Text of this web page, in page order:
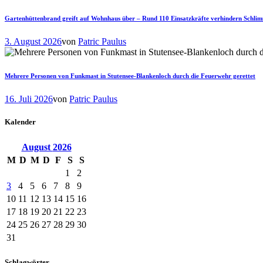
Gartenhüttenbrand greift auf Wohnhaus über – Rund 110 Einsatzkräfte verhindern
3. August 2026von Patric Paulus
Mehrere Personen von Funkmast in Stutensee-Blankenloch durch die Feuerwehr gerettet
16. Juli 2026von Patric Paulus
Kalender
August 2026
M D M D F S
S
1
2
3
4 5 6 7 8
9
10 11 12 13 14 15 16
17 18 19 20 21 22 23
24 25 26 27 28 29 30
31